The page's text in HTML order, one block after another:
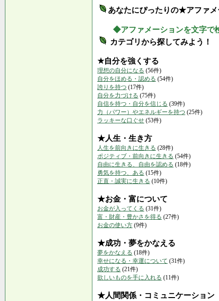
あなたにぴったりの★アファ
◆アファメーションを文字で
カテゴリから探してみよう！
★自分を強くする
理想の自分になる (56件)
自分をほめる・認める (54件)
誇りを持つ (17件)
自分を力づける (75件)
自信を持つ・自分を信じる (39件)
力（パワー）やエネルギーを持つ (25件)
ラッキーな口ぐせ (53件)
★人生・生き方
人生を前向きに生きる (28件)
ポジティブ・前向きに生きる (54件)
自由に生きる、自由を認める (18件)
勇気を持つ、ある (15件)
正直・誠実に生きる (10件)
★お金・富について
お金が入ってくる (31件)
富・財産・豊かさを得る (27件)
お金の使い方 (9件)
★成功・夢をかなえる
夢をかなえる (18件)
幸せになる・幸運について (31件)
成功する (21件)
欲しいものを手に入れる (11件)
★人間関係・コミュニケーション